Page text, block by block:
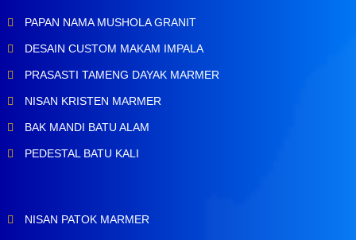
PAPAN NAMA MUSHOLA GRANIT
DESAIN CUSTOM MAKAM IMPALA
PRASASTI TAMENG DAYAK MARMER
NISAN KRISTEN MARMER
BAK MANDI BATU ALAM
PEDESTAL BATU KALI
NISAN PATOK MARMER